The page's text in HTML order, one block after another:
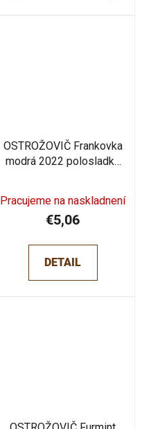
OSTROŽOVIČ Frankovka
modrá 2022 polosladké
Pracujeme na naskladnení
€5,06
DETAIL